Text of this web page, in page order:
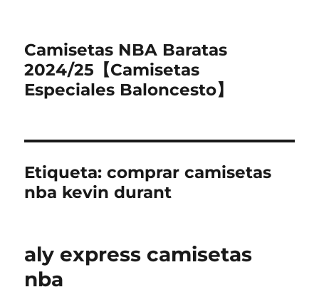
Camisetas NBA Baratas
2024/25【Camisetas
Especiales Baloncesto】
Etiqueta:comprar camisetas
nba kevin durant
aly express camisetas
nba